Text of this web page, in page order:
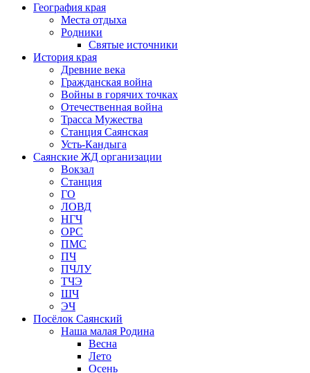
География края
Места отдыха
Родники
Святые источники
История края
Древние века
Гражданская война
Войны в горячих точках
Отечественная война
Трасса Мужества
Станция Саянская
Усть-Кандыга
Саянские ЖД организации
Вокзал
Станция
ГО
ЛОВД
НГЧ
ОРС
ПМС
ПЧ
ПЧЛУ
ТЧЭ
ШЧ
ЭЧ
Посёлок Саянский
Наша малая Родина
Весна
Лето
Осень